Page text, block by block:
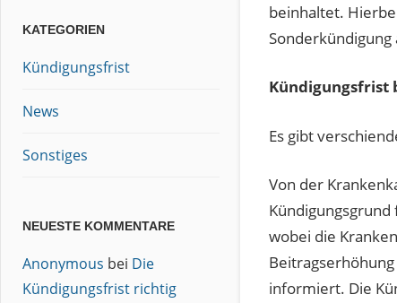
beinhaltet.
Kündigungsfrist
Es gibt
Von der
wobei die
Beitragserhöhung
informiert. Die
KATEGORIEN
Kündigungsfrist
News
Sonstiges
NEUESTE KOMMENTARE
Anonymous bei Die
Kündigungsfrist richtig